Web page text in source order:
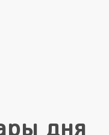
дня